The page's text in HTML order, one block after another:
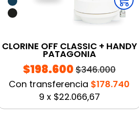
CLORINE OFF CLASSIC + HANDY
PATAGONIA
$198.600 $346.000
Con transferencia $178.740
9 x $22.066,67